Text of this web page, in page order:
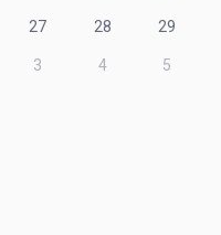
27 28 29
3 4 5